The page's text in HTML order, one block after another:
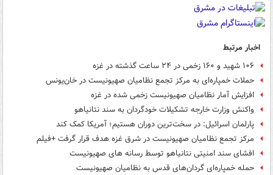
اخبار مرتبط
۱۰۶ شهید و ۱۶۰ زخمی در ۲۴ ساعت گذشته در غزه
حملات خمپاره‌ای به مرکز تجمع نظامیان صهیونیست در خان‌یونس
افزایش آمار نظامیان صهیونیست زخمی شده در غزه
واکنش وزارت خارجه تشکیلات خودگردان به سند نتانیاهو
پارلمان اسرائیل: در سخت‌ترین دوران هستیم؛ آمریکا کمک کند
مرکز تجمع نظامیان صهیونیست در شرق غزه هدف قرار گرفت +فیلم
افشای سند امنیتی نتانیاهو توسط رسانه های صهیونیست
حمله خمپاره‌ای گردان‌های قدس به نظامیان صهیونیست